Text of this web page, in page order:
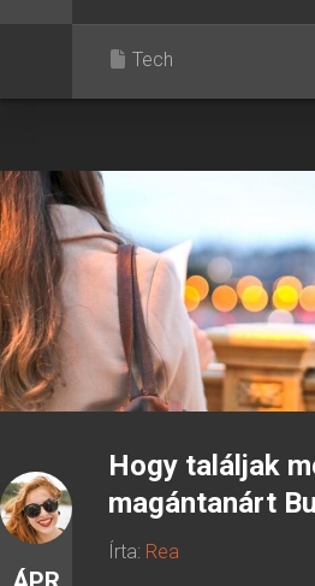
Tech
Hogy találjak
magántanárt
Írta: Rea